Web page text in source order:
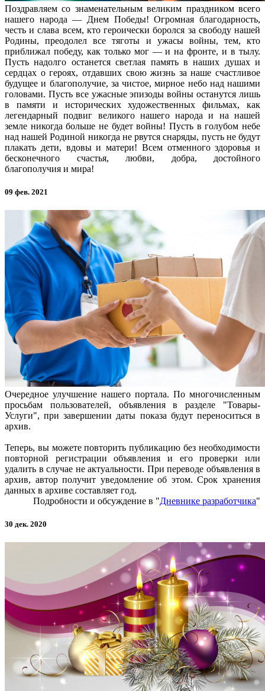
Поздравляем со знаменательным великим праздником всего
нашего народа — Днем Победы! Огромная благодарность,
честь и слава всем, кто героически боролся за свободу нашей
Родины, преодолел все тяготы и ужасы войны, тем, кто
приближал победу, как только мог — и на фронте, и в тылу.
Пусть надолго останется светлая память в наших душах и
сердцах о героях, отдавших свою жизнь за наше счастливое
будущее и благополучие, за чистое, мирное небо над нашими
головами. Пусть все ужасные эпизоды войны останутся лишь
в памяти и исторических художественных фильмах, как
легендарный подвиг великого нашего народа и на нашей
земле никогда больше не будет войны! Пусть в голубом небе
над нашей Родиной никогда не рвутся снаряды, пусть не будут
плакать дети, вдовы и матери! Всем отменного здоровья и
бесконечного счастья, любви, добра, достойного
благополучия и мира!
09 фев. 2021
Очередное улучшение нашего портала. По многочисленным
просьбам пользователей, объявления в разделе "Товары-
Услуги", при завершении даты показа будут переноситься в
архив.
Теперь, вы можете повторить публикацию без необходимости
повторной регистрации объявления и его проверки или
удалить в случае не актуальности. При переводе объявления в
архив, автор получит уведомление об этом. Срок хранения
данных в архиве составляет год.
Подробности и обсуждение в "Дневнике разработчика"
30 дек. 2020